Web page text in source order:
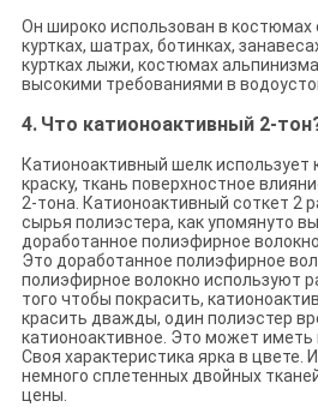
Он широко использован в костюмах
куртках, шатрах, ботинках,
куртках лыжи, костюмах
высокими требованиями в
4. Что катионоактивный 2-
Катионоактивный шелк использует
краску, ткань поверхностное
2-тона. Катионоактивный соткет 2
сырья полиэстера, как упомянуто
доработанное полиэфирное
Это доработанное полиэфирное
полиэфирное волокно используют
того чтобы покрасить,
красить дважды, один полиэстер
катионоактивное. Это может иметь
Своя характеристика ярка в цвете.
немного сплетенных двойных
цены.